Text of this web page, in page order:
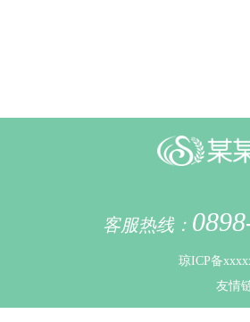
客服热线：
琼ICP备
友情